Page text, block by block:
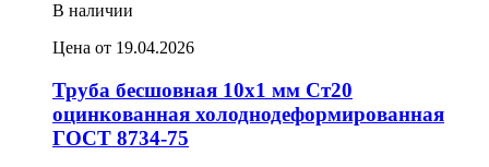
В наличии
Цена от 19.04.2026
Труба бесшовная 10х1 мм Ст20
оцинкованная холоднодеформированная
ГОСТ 8734-75